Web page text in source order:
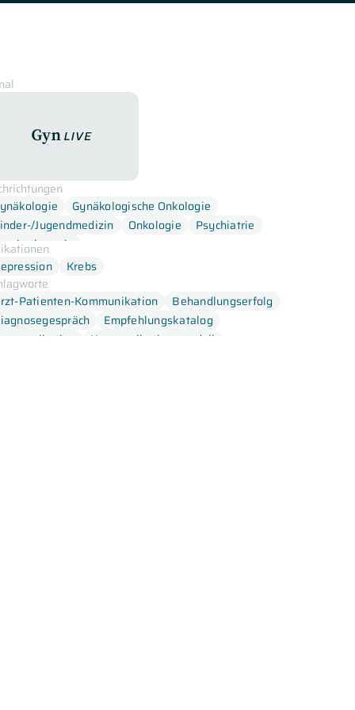
Gynäkologische Onkologie
Jugendmedizin
Onkologie
Psychiatrie
GynLive
Krebs
Patienten-Kommunikation
Behandlungserfolg
Empfehlungskatalog
Kommunikationsmodell